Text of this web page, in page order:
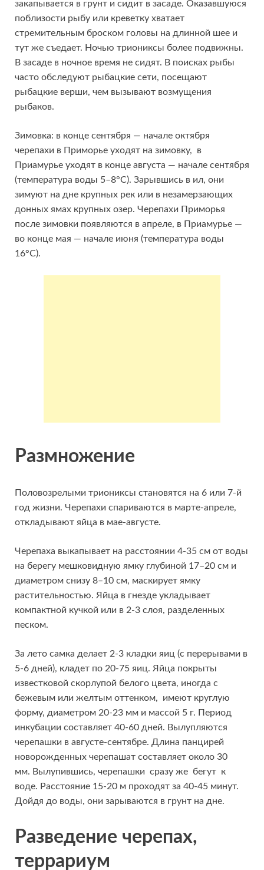
закапывается в грунт и сидит в засаде. Оказавшуюся
поблизости рыбу или креветку хватает
стремительным броском головы на длинной шее и
тут же съедает. Ночью триониксы более подвижны.
В засаде в ночное время не сидят. В поисках рыбы
часто обследуют рыбацкие сети, посещают
рыбацкие верши, чем вызывают возмущения
рыбаков.
Зимовка: в конце сентября — начале октября
черепахи в Приморье уходят на зимовку, в
Приамурье уходят в конце августа — начале сентября
(температура воды 5–8°С). Зарывшись в ил, они
зимуют на дне крупных рек или в незамерзающих
донных ямах крупных озер. Черепахи Приморья
после зимовки появляются в апреле, в Приамурье —
во конце мая — начале июня (температура воды
16°С).
Размножение
Половозрелыми триониксы становятся на 6 или 7-й
год жизни. Черепахи спариваются в марте-апреле,
откладывают яйца в мае-августе.
Черепаха выкапывает на расстоянии 4-35 см от воды
на берегу мешковидную ямку глубиной 17–20 см и
диаметром снизу 8–10 см, маскирует ямку
растительностью. Яйца в гнезде укладывает
компактной кучкой или в 2-3 слоя, разделенных
песком.
За лето самка делает 2-3 кладки яиц (с перерывами в
5-6 дней), кладет по 20-75 яиц. Яйца покрыты
известковой скорлупой белого цвета, иногда с
бежевым или желтым оттенком, имеют круглую
форму, диаметром 20-23 мм и массой 5 г. Период
инкубации составляет 40-60 дней. Вылупляются
черепашки в августе-сентябре. Длина панцирей
новорожденных черепашат составляет около 30
мм. Вылупившись, черепашки сразу же бегут к
воде. Расстояние 15-20 м проходят за 40-45 минут.
Дойдя до воды, они зарываются в грунт на дне.
Разведение черепах,
террариум